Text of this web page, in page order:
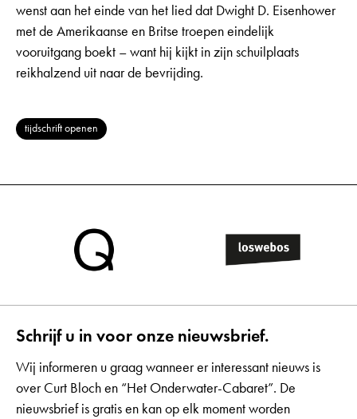
wenst aan het einde van het lied dat Dwight D. Eisenhower
met de Amerikaanse en Britse troepen eindelijk
vooruitgang boekt – want hij kijkt in zijn schuilplaats
reikhalzend uit naar de bevrijding.
tijdschrift openen
Schrijf u in voor onze nieuwsbrief.
Wij informeren u graag wanneer er interessant nieuws is
over Curt Bloch en “Het Onderwater-Cabaret”. De
nieuwsbrief is gratis en kan op elk moment worden